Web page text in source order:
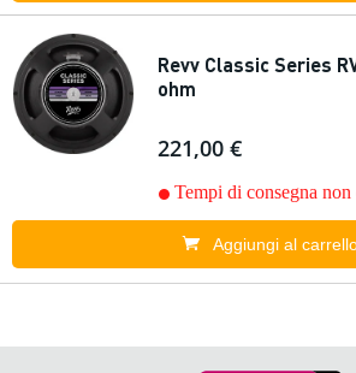
Revv Classic Series
ohm
221,00 €
Tempi di consegna
Aggiungi al